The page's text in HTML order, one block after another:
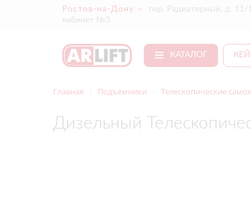
Ростов-на-Дону
пер. Радиаторный, д. 11/1,
кабинет №3
КАТАЛОГ
Главная Подъёмники Телескопические
Дизельный